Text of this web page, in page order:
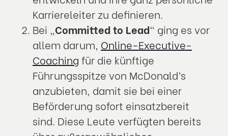
Karriereleiter zu definieren.
Bei „Committed to Lead“ ging es vor
allem darum, Online-Executive-
Coaching für die künftige
Führungsspitze von McDonald’s
anzubieten, damit sie bei einer
Beförderung sofort einsatzbereit
sind. Diese Leute verfügten bereits